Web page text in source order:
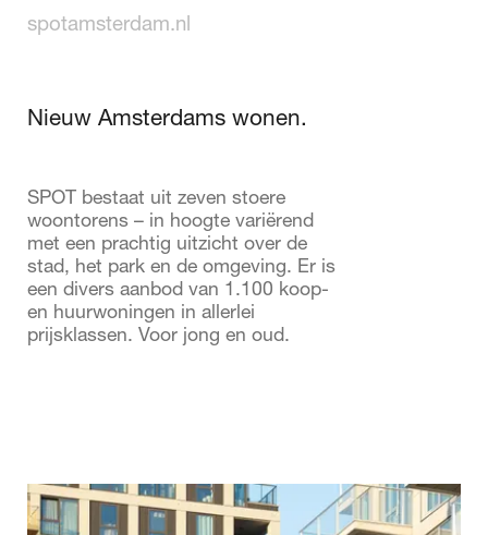
spotamsterdam.nl
Nieuw Amsterdams wonen.
SPOT bestaat uit zeven stoere
woontorens – in hoogte variërend
met een prachtig uitzicht over de
stad, het park en de omgeving. Er is
een divers aanbod van 1.100 koop-
en huurwoningen in allerlei
prijsklassen. Voor jong en oud.